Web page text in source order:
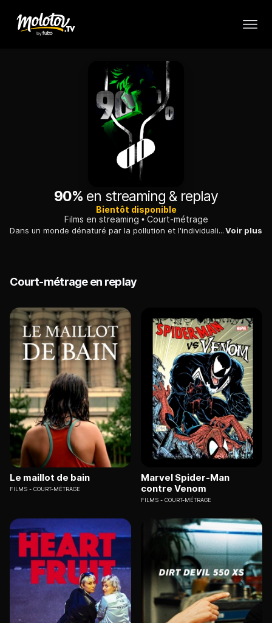
90% en streaming & replay
Bientôt disponible
Films en streaming
Court-métrage
Dans un monde dénaturé par la pollution et l'individualisme, Kells ère dans les rues d'une grande ville afin de se procurer une capsule mystérieuse.Voir plus
Court-métrage en replay
Le maillot de bain
FILMS COURT-MÉTRAGE
Marvel Spider-Man
contre Venom
FILMS COURT-MÉTRAGE